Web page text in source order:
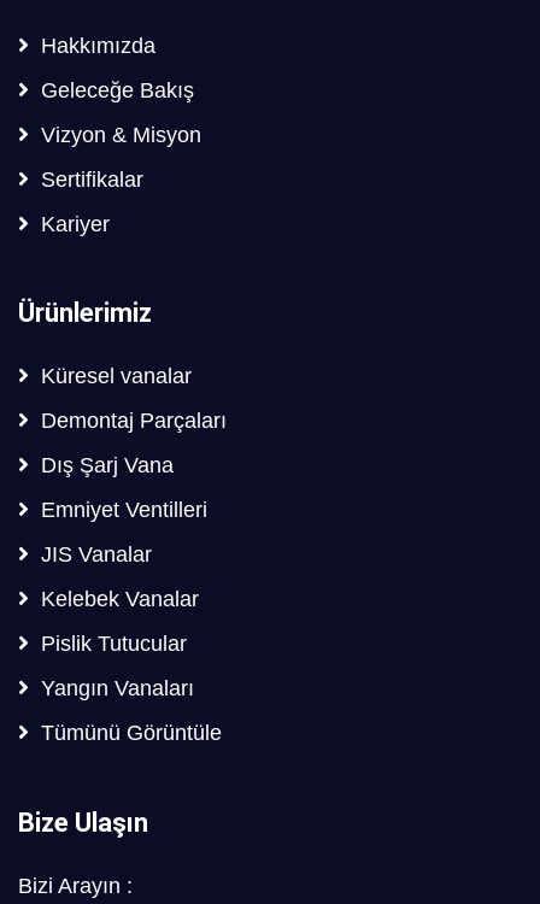
Hakkımızda
Geleceğe Bakış
Vizyon & Misyon
Sertifikalar
Kariyer
Ürünlerimiz
Küresel vanalar
Demontaj Parçaları
Dış Şarj Vana
Emniyet Ventilleri
JIS Vanalar
Kelebek Vanalar
Pislik Tutucular
Yangın Vanaları
Tümünü Görüntüle
Bize Ulaşın
Bizi Arayın :